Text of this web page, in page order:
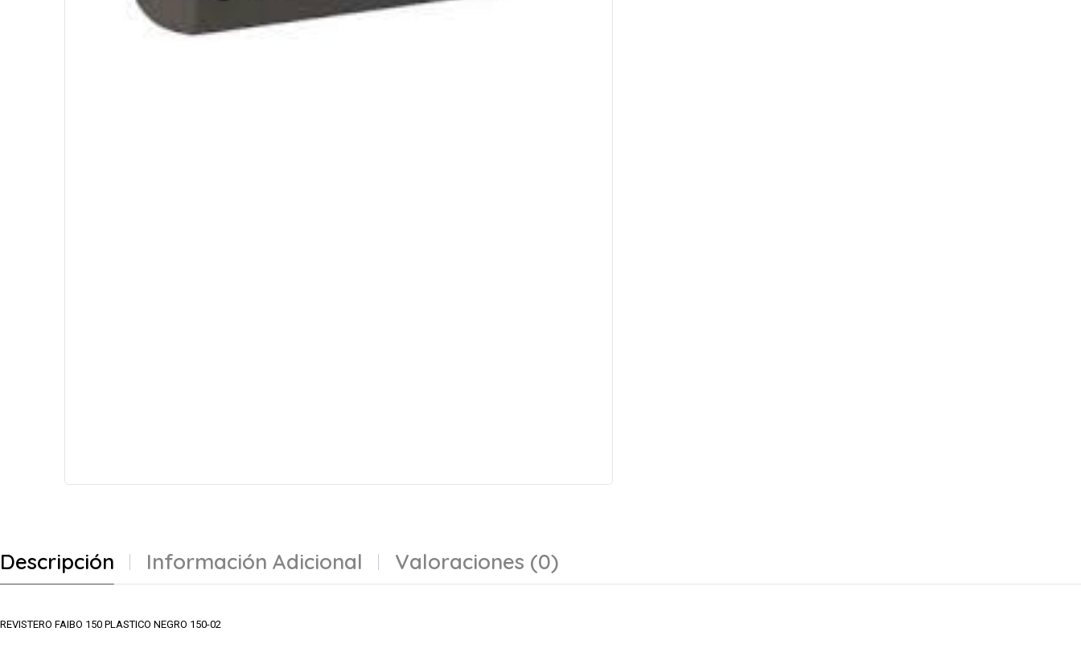
Descripción Información Adicional Valoraciones (0)
REVISTERO FAIBO 150 PLASTICO NEGRO 150-02